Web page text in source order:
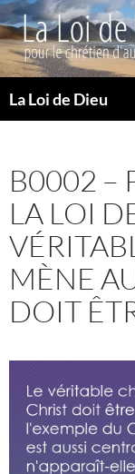
La Loi de Dieu
B0002 –
LA LOI
MÈNE
DOIT